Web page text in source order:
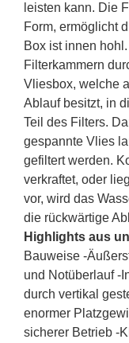
leisten kann. Die
Form, ermöglicht
Box ist innen
Filterkammern
Vliesbox, welche
Ablauf besitzt, in
Teil des Filters.
gespannte Vlies
gefiltert werden.
verkraftet, oder
vor, wird das
die rückwärtige
Highlights aus
Bauweise -
und Notüberlauf -
durch vertikal
enormer
sicherer Betrieb -